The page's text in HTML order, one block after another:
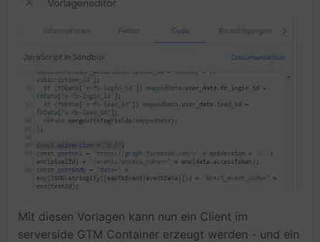
Mit diesen Vorlagen kann nun ein Client im
serverside GTM Container erzeugt werden - und ein